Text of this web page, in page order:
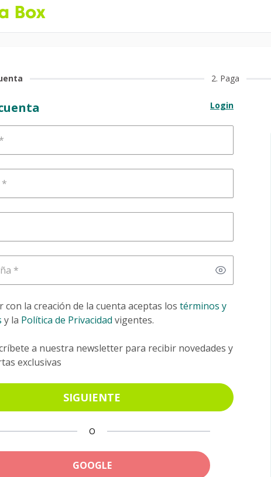
2. Paga
Login
con la creación de la cuenta aceptas los términos y
y la Política de Privacidad vigentes.
a nuestra newsletter para recibir novedades y
exclusivas
SIGUIENTE
O
GOOGLE